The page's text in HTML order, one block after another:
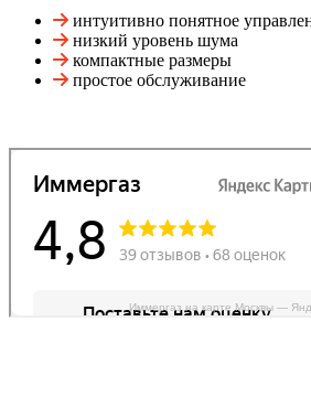
интуитивно понятное
низкий уровень шума
компактные размеры
простое обслуживание
Иммергаз на карте Москвы —